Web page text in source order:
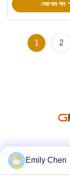
সেরা দাম পান
1 2
Emily Chen